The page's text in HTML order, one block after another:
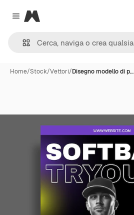
Close menu
Magnific
Home/Stock/Vettori/Disegno modello di p…